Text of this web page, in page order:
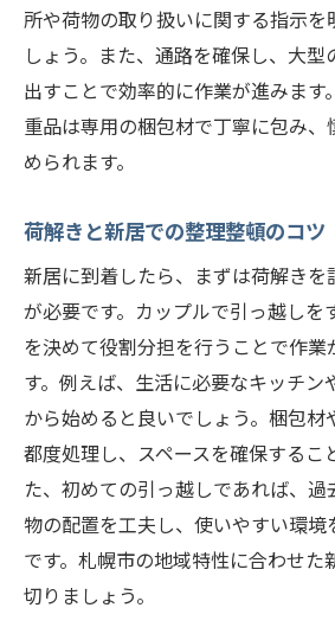
所や荷物の取り扱いに関する指示を
しょう。また、通路を確保し、大
出すことで効率的に作業が進みます
重品は専用の梱包材で丁寧に包み
められます。
荷解きと新居での整理整頓のコツ
新居に到着したら、まずは荷解きを
が必要です。カップルで引っ越しを
を決めて役割分担を行うことで作業
す。例えば、生活に必要なキッチン
から始めると良いでしょう。梱包材
都度処理し、スペースを確保するこ
た、初めての引っ越しであれば、過
物の配置を工夫し、使いやすい環
です。札幌市の地域特性に合わせた
切りましょう。